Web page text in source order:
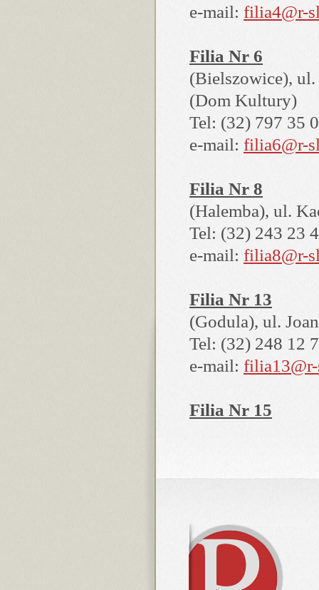
e-mail: filia4@r-
Filia Nr 6
(Bielszowice),
(Dom Kultury)
Tel: (32) 797 35
e-mail: filia6@r-
Filia Nr 8
(Halemba), ul.
Tel: (32) 243 23
e-mail: filia8@r-
Filia Nr 13
(Godula), ul.
Tel: (32) 248 12
e-mail:
Filia Nr 15